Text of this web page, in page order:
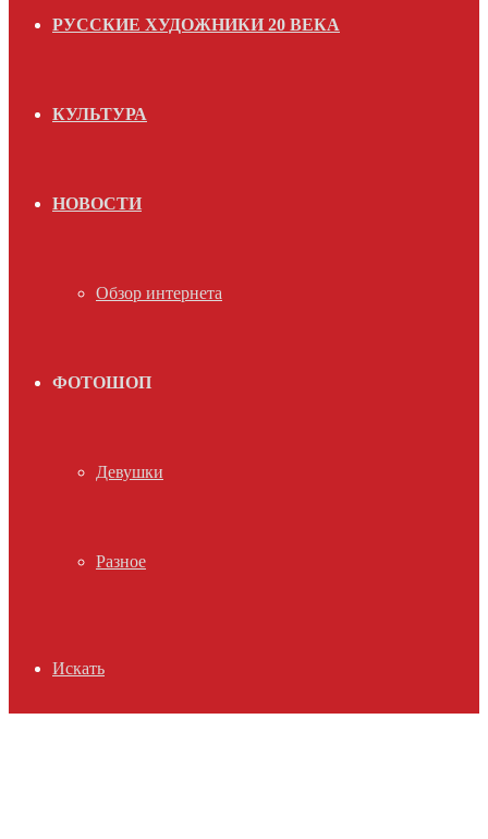
РУССКИЕ ХУДОЖНИКИ 20 ВЕКА
КУЛЬТУРА
НОВОСТИ
Обзор интернета
ФОТОШОП
Девушки
Разное
Искать